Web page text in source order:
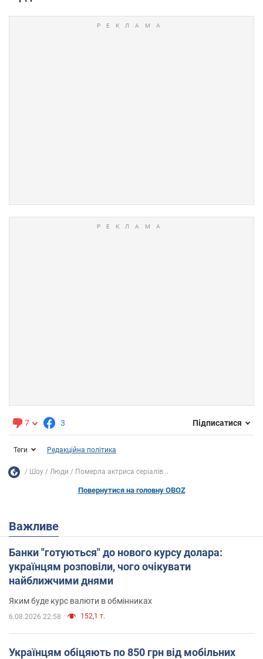
7 3 Підписатися
Теги Редакційна політика
Шоу Люди Померла актриса серіалів...
Повернутися на головну OBOZ
Важливе
Банки "готуються" до нового курсу долара:
українцям розповіли, чого очікувати
найближчими днями
Яким буде курс валюти в обмінниках
6.08.2026 22:58 152,1 т.
Українцям обіцяють по 850 грн від мобільних